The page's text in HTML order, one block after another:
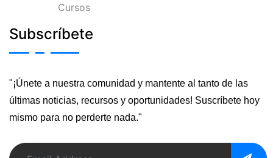
Cursos
Subscríbete
"¡Únete a nuestra comunidad y mantente al tanto de las
últimas noticias, recursos y oportunidades! Suscríbete hoy
mismo para no perderte nada."